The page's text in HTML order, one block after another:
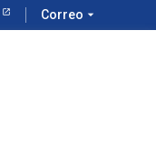
Correo arrow_drop_down